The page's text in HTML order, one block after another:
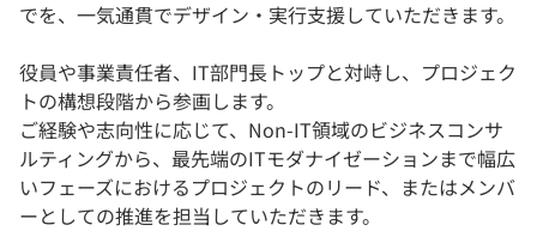
でを、一気通貫でデザイン・実行支援していただきます。
役員や事業責任者、IT部門長トップと対峙し、プロジェク
トの構想段階から参画します。
ご経験や志向性に応じて、Non-IT領域のビジネスコンサ
ルティングから、最先端のITモダナイゼーションまで幅広
いフェーズにおけるプロジェクトのリード、またはメンバ
ーとしての推進を担当していただきます。